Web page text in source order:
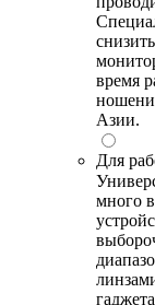
время
Азии.
Для
много